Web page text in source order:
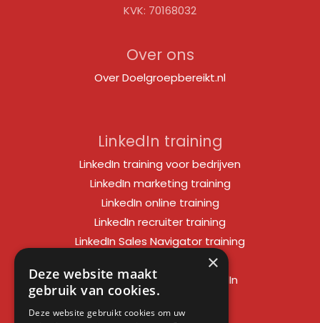
KVK: 70168032
Over ons
Over Doelgroepbereikt.nl
LinkedIn training
LinkedIn training voor bedrijven
LinkedIn marketing training
LinkedIn online training
LinkedIn recruiter training
LinkedIn Sales Navigator training
LinkedIn sales training
Social media training LinkedIn
LinkedIn expert training
LinkedIn workshop
×
Deze website maakt
gebruik van cookies.
Deze website gebruikt cookies om uw